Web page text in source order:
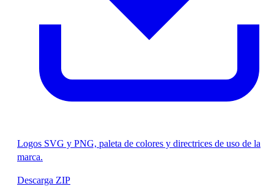
Logos SVG y PNG, paleta de colores y directrices de uso de la
marca.
Descarga ZIP